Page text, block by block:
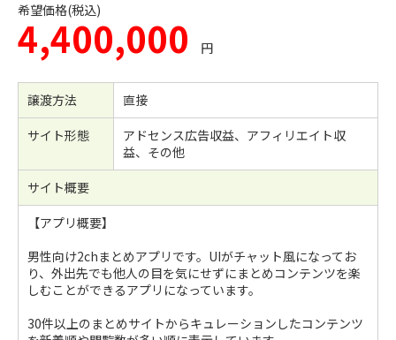
希望価格(税込)
4,400,000 円
譲渡方法
直接
サイト形態
アドセンス広告収益、アフィリエイト収
益、その他
サイト概要
【アプリ概要】
男性向け2chまとめアプリです。UIがチャット風になってお
り、外出先でも他人の目を気にせずにまとめコンテンツを楽
しむことができるアプリになっています。
30件以上のまとめサイトからキュレーションしたコンテンツ